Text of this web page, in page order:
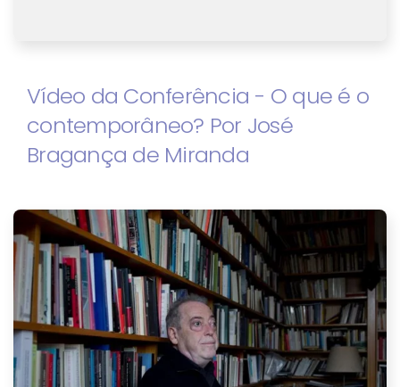
Vídeo da Conferência - O que é o
contemporâneo? Por José
Bragança de Miranda